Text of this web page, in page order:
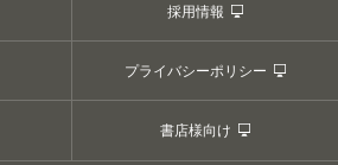
採用情報
プライバシーポリシー
書店様向け